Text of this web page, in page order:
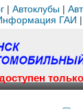
| Автоклубы |
ГАИ |